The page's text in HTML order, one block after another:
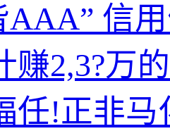
AAA” 信
赚2,3?万
!正非马